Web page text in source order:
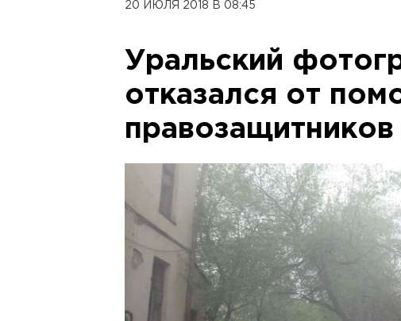
20 ИЮЛЯ 2018 В 08:45
Уральский
отказался от
правозащитников